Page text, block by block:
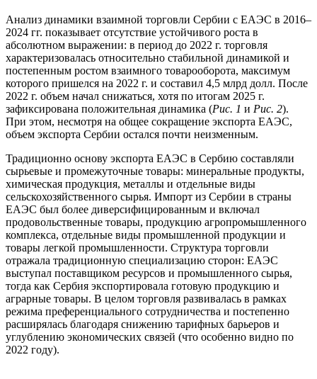
Анализ динамики взаимной торговли Сербии с ЕАЭС в 2016–
2024 гг. показывает отсутствие устойчивого роста в
абсолютном выражении: в период до 2022 г. торговля
характеризовалась относительно стабильной динамикой и
постепенным ростом взаимного товарооборота, максимум
которого пришелся на 2022 г. и составил 4,5 млрд долл. После
2022 г. объем начал снижаться, хотя по итогам 2025 г.
зафиксирована положительная динамика (Рис. 1 и Рис. 2).
При этом, несмотря на общее сокращение экспорта ЕАЭС,
объем экспорта Сербии остался почти неизменным.
Традиционно основу экспорта ЕАЭС в Сербию составляли
сырьевые и промежуточные товары: минеральные продукты,
химическая продукция, металлы и отдельные виды
сельскохозяйственного сырья. Импорт из Сербии в страны
ЕАЭС был более диверсифицированным и включал
продовольственные товары, продукцию агропромышленного
комплекса, отдельные виды промышленной продукции и
товары легкой промышленности. Структура торговли
отражала традиционную специализацию сторон: ЕАЭС
выступал поставщиком ресурсов и промышленного сырья,
тогда как Сербия экспортировала готовую продукцию и
аграрные товары. В целом торговля развивалась в рамках
режима преференциального сотрудничества и постепенно
расширялась благодаря снижению тарифных барьеров и
углублению экономических связей (что особенно видно по
2022 году).